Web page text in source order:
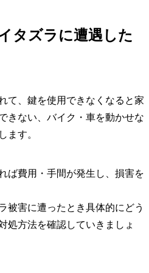
タズラに遭遇した
て、鍵を使用できなくなると家
きない、バイク・車を動かせな
ます。
ば費用・手間が発生し、損害を
被害に遭ったとき具体的にどう
処方法を確認していきましょ